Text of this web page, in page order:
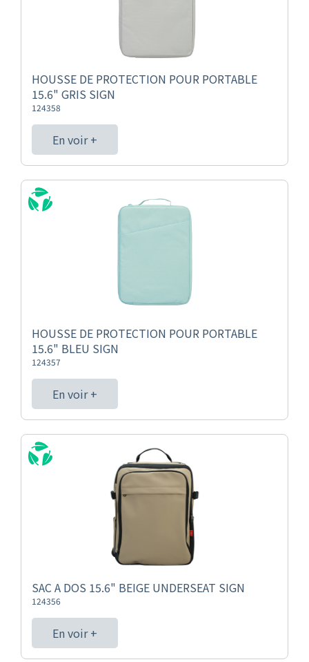
HOUSSE DE PROTECTION POUR PORTABLE
15.6" GRIS SIGN
124358
En voir +
HOUSSE DE PROTECTION POUR PORTABLE
15.6" BLEU SIGN
124357
En voir +
SAC A DOS 15.6" BEIGE UNDERSEAT SIGN
124356
En voir +